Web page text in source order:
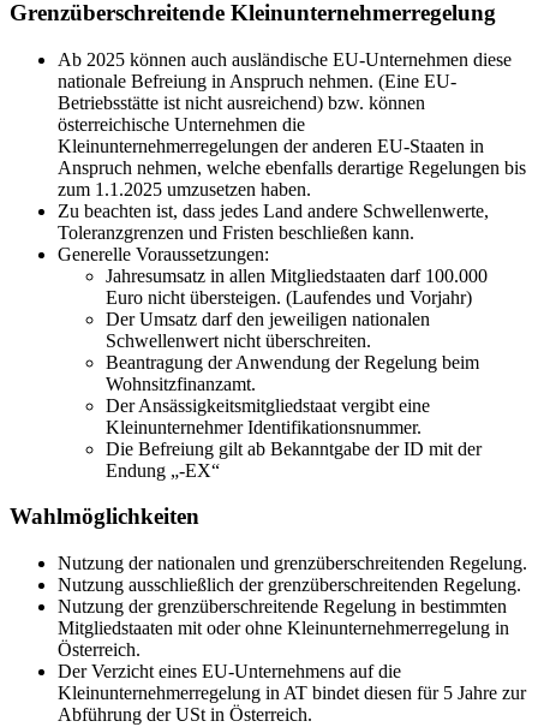
Grenzüberschreitende Kleinunternehmerregelung
Ab 2025 können auch ausländische EU-Unternehmen diese
nationale Befreiung in Anspruch nehmen. (Eine EU-
Betriebsstätte ist nicht ausreichend) bzw. können
österreichische Unternehmen die
Kleinunternehmerregelungen der anderen EU-Staaten in
Anspruch nehmen, welche ebenfalls derartige Regelungen bis
zum 1.1.2025 umzusetzen haben.
Zu beachten ist, dass jedes Land andere Schwellenwerte,
Toleranzgrenzen und Fristen beschließen kann.
Generelle Voraussetzungen:
Jahresumsatz in allen Mitgliedstaaten darf 100.000
Euro nicht übersteigen. (Laufendes und Vorjahr)
Der Umsatz darf den jeweiligen nationalen
Schwellenwert nicht überschreiten.
Beantragung der Anwendung der Regelung beim
Wohnsitzfinanzamt.
Der Ansässigkeitsmitgliedstaat vergibt eine
Kleinunternehmer Identifikationsnummer.
Die Befreiung gilt ab Bekanntgabe der ID mit der
Endung „-EX“
Wahlmöglichkeiten
Nutzung der nationalen und grenzüberschreitenden Regelung.
Nutzung ausschließlich der grenzüberschreitenden Regelung.
Nutzung der grenzüberschreitende Regelung in bestimmten
Mitgliedstaaten mit oder ohne Kleinunternehmerregelung in
Österreich.
Der Verzicht eines EU-Unternehmens auf die
Kleinunternehmerregelung in AT bindet diesen für 5 Jahre zur
Abführung der USt in Österreich.